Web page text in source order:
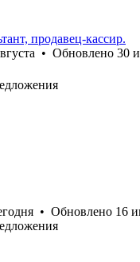
продавец-кассир.
• Обновлено 30
• Обновлено 16